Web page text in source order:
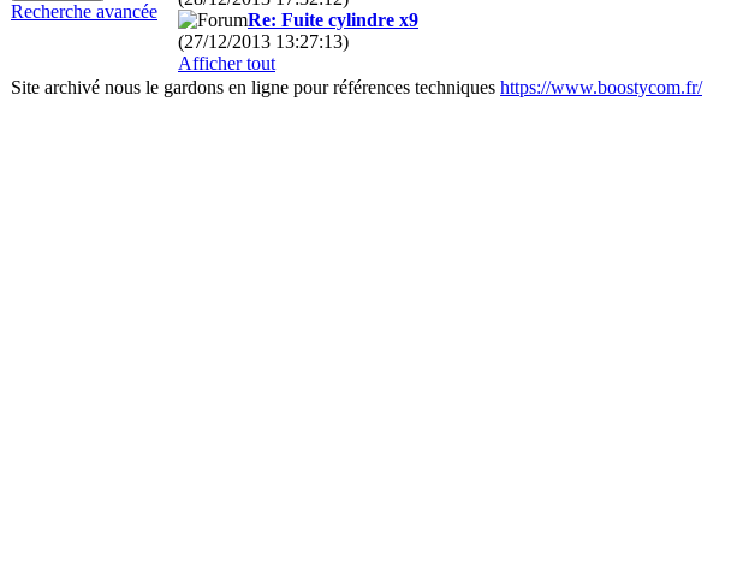
Recherche avancée
Re: Fuite cylindre x9
(27/12/2013 13:27:13)
Afficher tout
Site archivé nous le gardons en ligne pour références techniques https://www.boostycom.fr/